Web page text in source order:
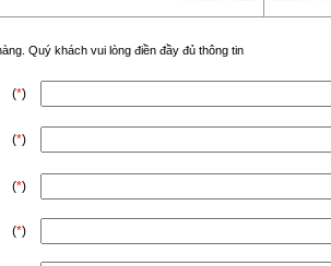
Quý khách vui lòng điền đầy đủ thông tin
(*)
(*)
(*)
(*)